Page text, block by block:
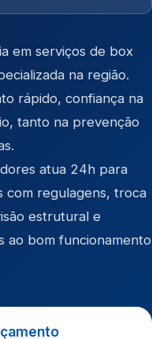
em serviços de box
na região.
rápido, confiança na
tanto na prevenção
atua 24h para
com regulagens, troca
estrutural e
ao bom funcionamento